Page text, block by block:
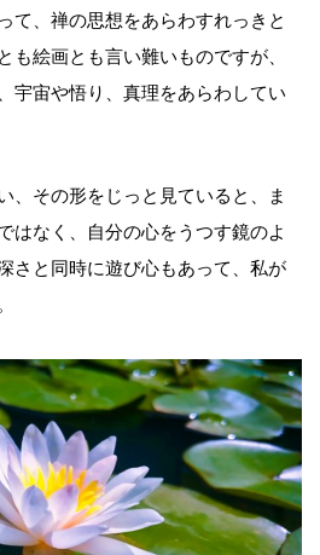
て、禅の思想をあらわすれっきと
も絵画とも言い難いものですが、
宇宙や悟り、真理をあらわしてい
、その形をじっと見ていると、ま
はなく、自分の心をうつす鏡のよ
さと同時に遊び心もあって、私が